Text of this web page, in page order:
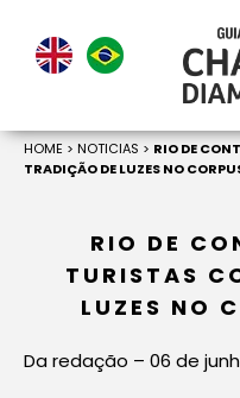
HOME > NOTICIAS > RIO DE
TRADIÇÃO DE LUZES NO
RIO DE
TURISTAS
LUZES NO
Da redação – 06 de